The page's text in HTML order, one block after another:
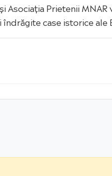
Prietenii
case istorice ale